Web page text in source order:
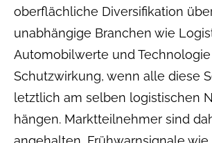
oberflächliche Diversifikation
unabhängige Branchen wie
Automobilwerte und
Schutzwirkung, wenn alle diese
letztlich am selben logistischen
hängen. Marktteilnehmer sind